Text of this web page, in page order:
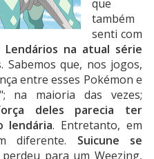
que
também
senti com
Lendários na atual série
. Sabemos que, nos jogos,
entre esses Pokémon e
na maioria das vezes;
deles parecia ter
lendária. Entretanto, em
diferente. Suicune se
perdeu para um Weezing,